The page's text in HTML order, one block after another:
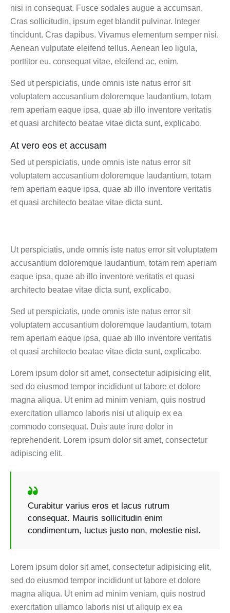
nisi in consequat. Fusce sodales augue a accumsan.
Cras sollicitudin, ipsum eget blandit pulvinar. Integer
tincidunt. Cras dapibus. Vivamus elementum semper nisi.
Aenean vulputate eleifend tellus. Aenean leo ligula,
porttitor eu, consequat vitae, eleifend ac, enim.
Sed ut perspiciatis, unde omnis iste natus error sit
voluptatem accusantium doloremque laudantium, totam
rem aperiam eaque ipsa, quae ab illo inventore veritatis
et quasi architecto beatae vitae dicta sunt, explicabo.
At vero eos et accusam
Sed ut perspiciatis, unde omnis iste natus error sit
voluptatem accusantium doloremque laudantium, totam
rem aperiam eaque ipsa, quae ab illo inventore veritatis
et quasi architecto beatae vitae dicta sunt.
Ut perspiciatis, unde omnis iste natus error sit voluptatem
accusantium doloremque laudantium, totam rem aperiam
eaque ipsa, quae ab illo inventore veritatis et quasi
architecto beatae vitae dicta sunt, explicabo.
Sed ut perspiciatis, unde omnis iste natus error sit
voluptatem accusantium doloremque laudantium, totam
rem aperiam eaque ipsa, quae ab illo inventore veritatis
et quasi architecto beatae vitae dicta sunt, explicabo.
Lorem ipsum dolor sit amet, consectetur adipisicing elit,
sed do eiusmod tempor incididunt ut labore et dolore
magna aliqua. Ut enim ad minim veniam, quis nostrud
exercitation ullamco laboris nisi ut aliquip ex ea
commodo consequat. Duis aute irure dolor in
reprehenderit. Lorem ipsum dolor sit amet, consectetur
adipiscing elit.
Curabitur varius eros et lacus rutrum
consequat. Mauris sollicitudin enim
condimentum, luctus justo non, molestie nisl.
Lorem ipsum dolor sit amet, consectetur adipisicing elit,
sed do eiusmod tempor incididunt ut labore et dolore
magna aliqua. Ut enim ad minim veniam, quis nostrud
exercitation ullamco laboris nisi ut aliquip ex ea